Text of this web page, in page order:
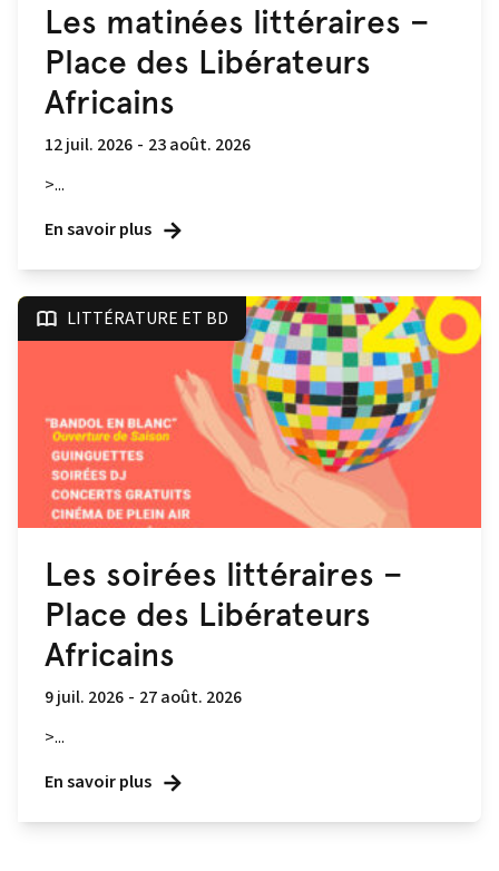
Les matinées littéraires –
Place des Libérateurs
Africains
12 juil. 2026 - 23 août. 2026
>...
En savoir plus
LITTÉRATURE ET BD
Les soirées littéraires –
Place des Libérateurs
Africains
9 juil. 2026 - 27 août. 2026
>...
En savoir plus